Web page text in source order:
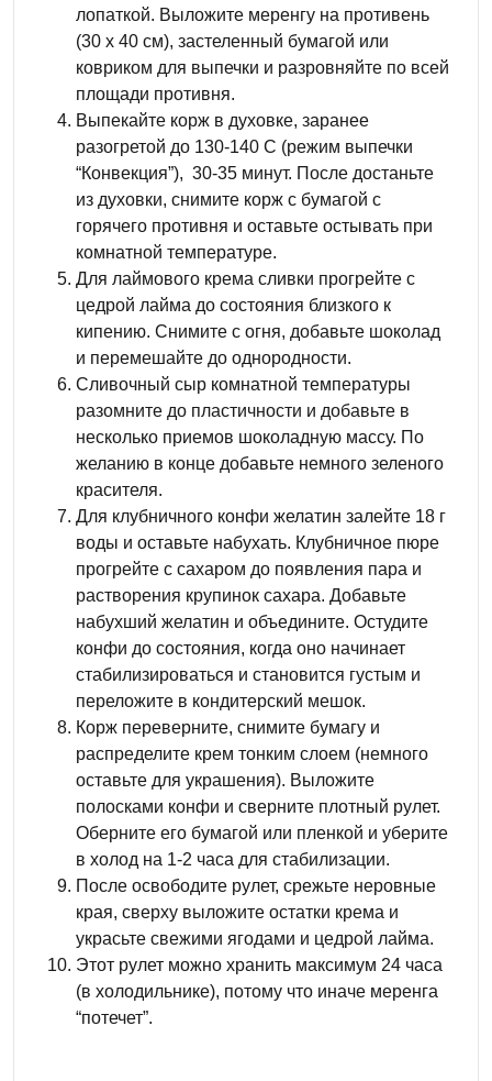
лопаткой. Выложите меренгу на противень
(30 х 40 см), застеленный бумагой или
ковриком для выпечки и разровняйте по всей
площади противня.
Выпекайте корж в духовке, заранее
разогретой до 130-140 С (режим выпечки
“Конвекция”), 30-35 минут. После достаньте
из духовки, снимите корж с бумагой с
горячего противня и оставьте остывать при
комнатной температуре.
Для лаймового крема сливки прогрейте с
цедрой лайма до состояния близкого к
кипению. Снимите с огня, добавьте шоколад
и перемешайте до однородности.
Сливочный сыр комнатной температуры
разомните до пластичности и добавьте в
несколько приемов шоколадную массу. По
желанию в конце добавьте немного зеленого
красителя.
Для клубничного конфи желатин залейте 18 г
воды и оставьте набухать. Клубничное пюре
прогрейте с сахаром до появления пара и
растворения крупинок сахара. Добавьте
набухший желатин и объедините. Остудите
конфи до состояния, когда оно начинает
стабилизироваться и становится густым и
переложите в кондитерский мешок.
Корж переверните, снимите бумагу и
распределите крем тонким слоем (немного
оставьте для украшения). Выложите
полосками конфи и сверните плотный рулет.
Оберните его бумагой или пленкой и уберите
в холод на 1-2 часа для стабилизации.
После освободите рулет, срежьте неровные
края, сверху выложите остатки крема и
украсьте свежими ягодами и цедрой лайма.
Этот рулет можно хранить максимум 24 часа
(в холодильнике), потому что иначе меренга
“потечет”.